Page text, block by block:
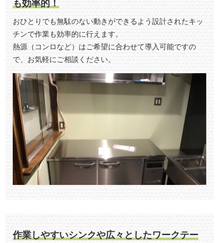
も効率的！
おひとりでも無駄のない動きができるよう設計されたキッ
チンで作業も効率的に行えます。
熱源（コンロなど）はご希望に合わせて導入可能ですの
で、お気軽にご相談ください。
作業しやすいシンクや広々としたワークテー